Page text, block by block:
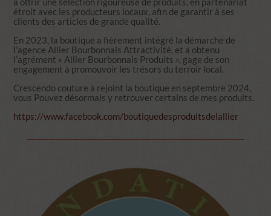
étroit avec les producteurs locaux, afin de garantir à ses
clients des articles de grande qualité.
En 2023, la boutique a fièrement intégré la démarche de
l’agence Allier Bourbonnais Attractivité, et a obtenu
l’agrément « Allier Bourbonnais Produits », gage de son
engagement à promouvoir les trésors du terroir local.
Crescendo couture à rejoint la boutique en septembre 2024,
vous Pouvez désormais y retrouver certains de mes produits.
https://www.facebook.com/boutiquedesproduitsdelallier